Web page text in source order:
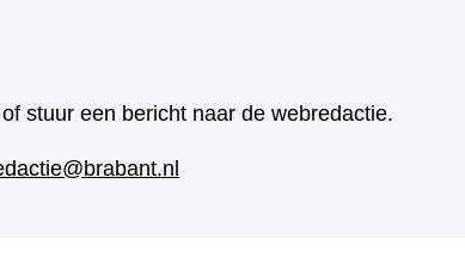
stuur een bericht naar de webredactie.